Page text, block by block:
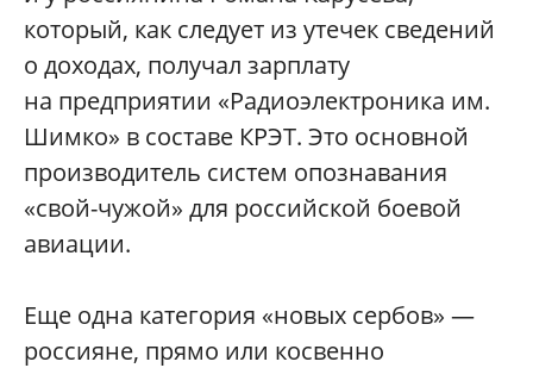
который, как следует из утечек сведений
о доходах, получал зарплату
на предприятии «Радиоэлектроника им.
Шимко» в составе КРЭТ. Это основной
производитель систем опознавания
«свой-чужой» для российской боевой
авиации.
Еще одна категория «новых сербов» —
россияне, прямо или косвенно